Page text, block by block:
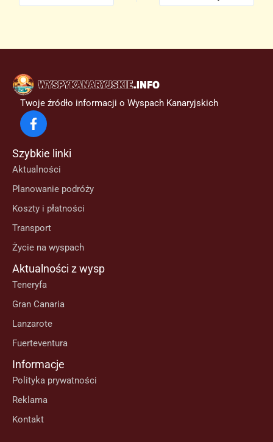
Twoje źródło informacji o Wyspach Kanaryjskich
Szybkie linki
Aktualności
Planowanie podróży
Koszty i płatności
Transport
Życie na wyspach
Aktualności z wysp
Teneryfa
Gran Canaria
Lanzarote
Fuerteventura
Informacje
Polityka prywatności
Reklama
Kontakt